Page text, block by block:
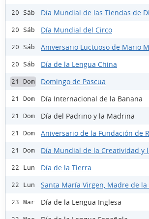
20 Sáb Día Mundial de las Tiendas de
20 Sáb Día Mundial del Circo
20 Sáb Aniversario Luctuoso de Mario
20 Sáb Día de la Lengua China
21 Dom Domingo de Pascua
21 Dom Día Internacional de la Banana
21 Dom Día del Padrino y la Madrina
21 Dom Aniversario de la Fundación de
21 Dom Día Mundial de la Creatividad y
22 Lun Día de la Tierra
22 Lun Santa María Virgen, Madre de la
23 Mar Día de la Lengua Inglesa